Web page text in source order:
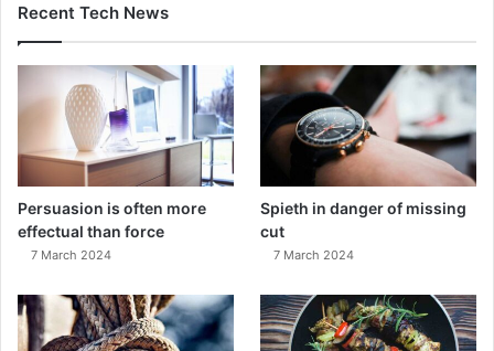
Recent Tech News
Persuasion is often more
effectual than force
7 March 2024
Spieth in danger of missing
cut
7 March 2024